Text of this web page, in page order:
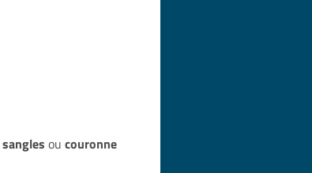
sangles ou couronne